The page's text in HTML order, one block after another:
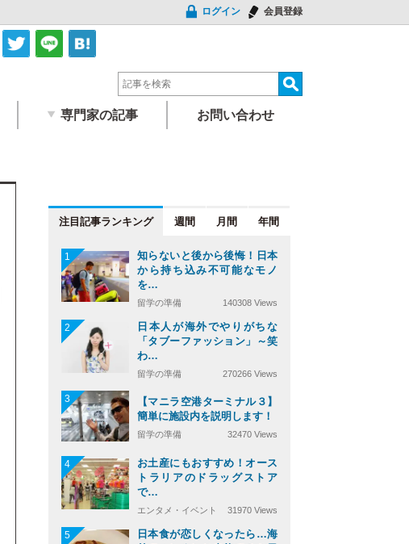
ログイン 会員登録
専門家の記事 お問い合わせ
注目記事 週間 月間 年間
1
知らないと後から後悔！日本
から持ち込み不可能なモノ
を…
留学の準備 140308 Views
2
日本人が海外でやりがちな
「タブーファッション」～笑
わ…
留学の準備 270266 Views
3
【マニラ空港ターミナル３】
簡単に施設内を説明します！
留学の準備 32470 Views
4
お土産にもおすすめ！オース
トラリアのドラッグストア
で…
エンタメ・イベント 31970 Views
5
日本食が恋しくなったら…海